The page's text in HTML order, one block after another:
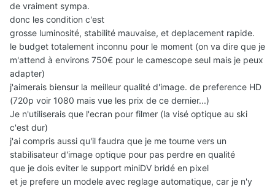
de vraiment sympa.
donc les condition c'est
grosse luminosité, stabilité mauvaise, et deplacement rapide.
le budget totalement inconnu pour le moment (on va dire que je
m'attend à environs 750€ pour le camescope seul mais je peux
adapter)
j'aimerais biensur la meilleur qualité d'image. de preference HD
(720p voir 1080 mais vue les prix de ce dernier...)
Je n'utiliserais que l'ecran pour filmer (la visé optique au ski
c'est dur)
j'ai compris aussi qu'il faudra que je me tourne vers un
stabilisateur d'image optique pour pas perdre en qualité
que je dois eviter le support miniDV bridé en pixel
et je prefere un modele avec reglage automatique, car je n'y